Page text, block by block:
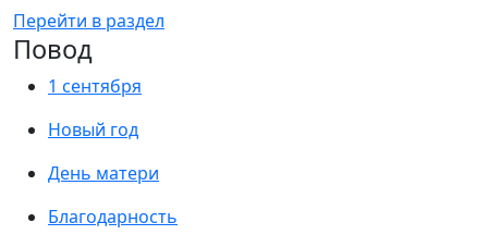
Перейти в раздел
Повод
1 сентября
Новый год
День матери
Благодарность